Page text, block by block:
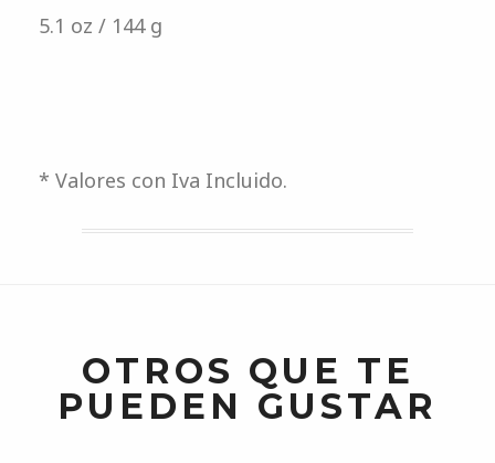
5.1 oz / 144 g
* Valores con Iva Incluido.
OTROS QUE TE
PUEDEN GUSTAR